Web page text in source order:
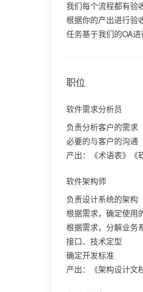
我们每个流程都有验
根据你的产出进行验
任务基于我们的OA
职位
软件需求分析员
负责分析客户的需求
必要的与客户的沟通
产出：《术语表》《
软件架构师
负责设计系统的架构
根据需求，确定使用
根据需求，分解业务
接口、技术定型
确定开发标准
产出：《架构设计文